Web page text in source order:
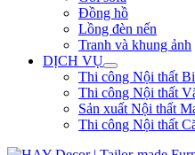
Đồng hồ
Lồng đèn nến
Tranh và khung ảnh
DỊCH VỤ
Thi công Nội thất
Thi công Nội thất
Sản xuất Nội thất
Thi công Nội thất